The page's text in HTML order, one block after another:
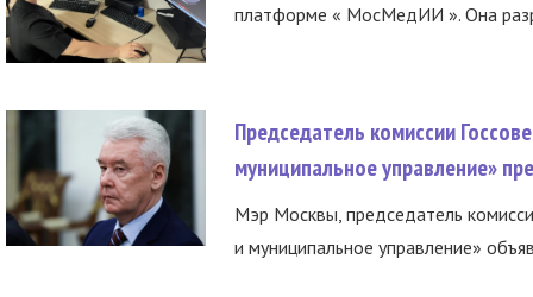
платформе « МосМедИИ ». Она
Председатель комиссии
муниципальное управление»
Мэр Москвы, председатель
и муниципальное управление»